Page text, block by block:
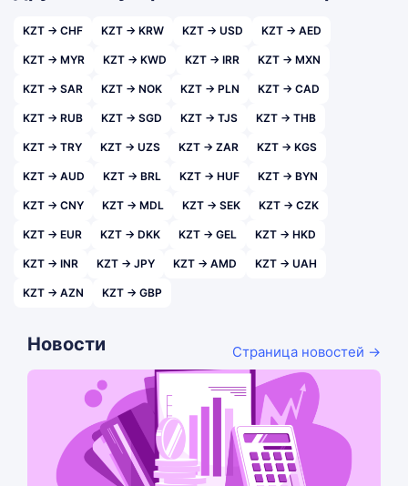
KZT → CHF KZT → KRW KZT → USD KZT → AED
KZT → MYR KZT → KWD KZT → IRR KZT → MXN
KZT → SAR KZT → NOK KZT → PLN KZT → CAD
KZT → RUB KZT → SGD KZT → TJS KZT → THB
KZT → TRY KZT → UZS KZT → ZAR KZT → KGS
KZT → AUD KZT → BRL KZT → HUF KZT → BYN
KZT → CNY KZT → MDL KZT → SEK KZT → CZK
KZT → EUR KZT → DKK KZT → GEL KZT → HKD
KZT → INR KZT → JPY KZT → AMD KZT → UAH
KZT → AZN KZT → GBP
Новости Страница новостей →